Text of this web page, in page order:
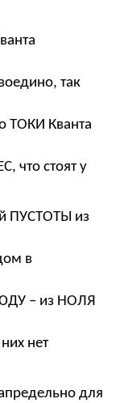
так
ТОКИ Кванта
что стоят у
ПУСТОТЫ из
в
– из НОЛЯ
нет
для